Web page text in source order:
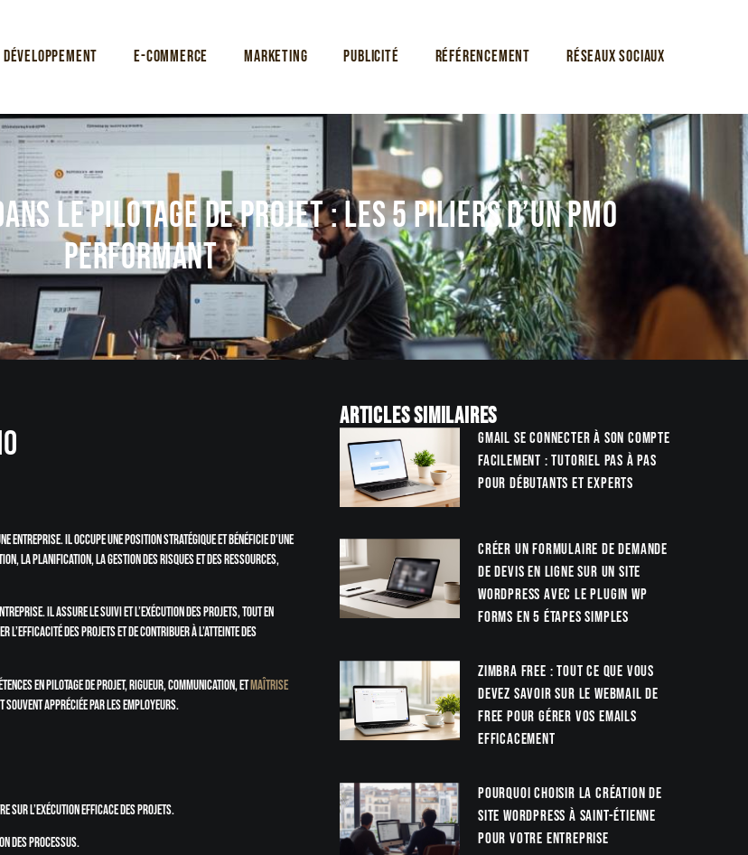
Développement E-commerce Marketing Publicité Référencement Réseaux sociaux
le pilotage de projet : Les 5 piliers d’un PMO
performant
entreprise. Il occupe une position stratégique et bénéficie d’une
la planification, la gestion des risques et des ressources,
Il assure le suivi et l’exécution des projets, tout en
l’efficacité des projets et de contribuer à l’atteinte des
en pilotage de projet, rigueur, communication, etmaîtrise
appréciée par les employeurs.
sur l’exécution efficace des projets.
des processus.
Articles similaires
Gmail se connecter à son compte
facilement : tutoriel pas à pas
pour débutants et experts
Créer un formulaire de demande
de devis en ligne sur un site
WordPress avec le plugin WP
Forms en 5 étapes simples
Zimbra Free : tout ce que vous
devez savoir sur le webmail de
Free pour gérer vos emails
efficacement
Pourquoi choisir la création de
site WordPress à Saint-Étienne
pour votre entreprise